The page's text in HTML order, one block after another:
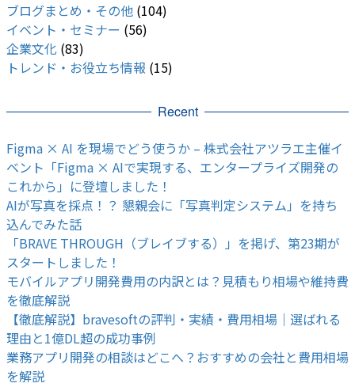
ブログまとめ・その他 (104)
イベント・セミナー (56)
企業文化 (83)
トレンド・お役立ち情報 (15)
Recent
Figma × AI を現場でどう使うか – 株式会社アツラエ主催イ
ベント「Figma × AIで実現する、エンタープライズ開発の
これから」に登壇しました！
AIが写真を採点！？ 懇親会に「写真判定システム」を持ち
込んでみた話
「BRAVE THROUGH（ブレイブする）」を掲げ、第23期が
スタートしました！
モバイルアプリ開発費用の内訳とは？見積もり相場や維持費
を徹底解説
【徹底解説】bravesoftの評判・実績・費用相場｜選ばれる
理由と1億DL超の成功事例
業務アプリ開発の相談はどこへ？おすすめの会社と費用相場
を解説